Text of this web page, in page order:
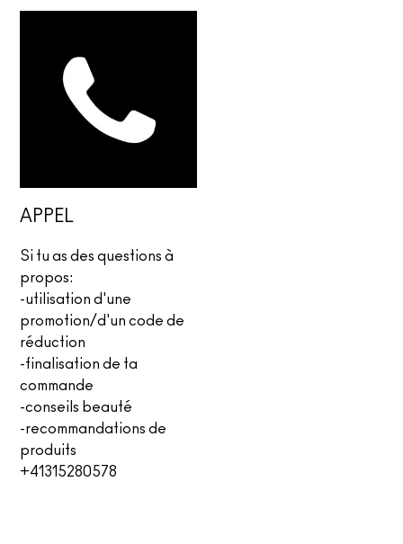
APPEL
Si tu as des questions à
propos:
-utilisation d'une
promotion/d'un code de
réduction
-finalisation de ta
commande
-conseils beauté
-recommandations de
produits
+41315280578